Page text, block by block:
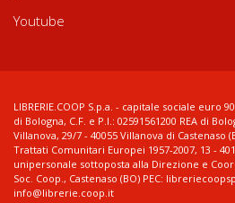
Youtube
LIBRERIE.COOP S.p.a. - capitale sociale euro
di Bologna, C.F. e P.I.: 02591561200 REA di
Villanova, 29/7 - 40055 Villanova di Castenaso
Trattati Comunitari Europei 1957-2007, 13 -
unipersonale sottoposta alla Direzione e
Soc. Coop., Castenaso (BO) PEC:
info@librerie.coop.it